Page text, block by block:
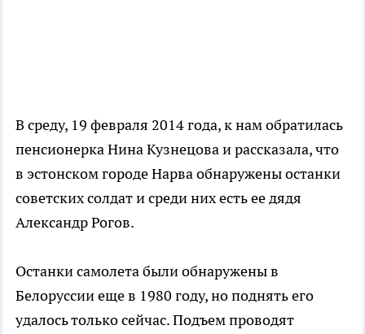
В среду, 19 февраля 2014 года, к нам обратилась
пенсионерка Нина Кузнецова и рассказала, что
в эстонском городе Нарва обнаружены останки
советских солдат и среди них есть ее дядя
Александр Рогов.
Останки самолета были обнаружены в
Белоруссии еще в 1980 году, но поднять его
удалось только сейчас. Подъем проводят